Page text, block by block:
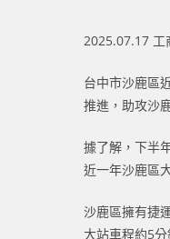
2025.07.17 工
台中市沙鹿區
推進，助攻沙
據了解，下半
近一年沙鹿區
沙鹿區擁有捷
大站車程約5